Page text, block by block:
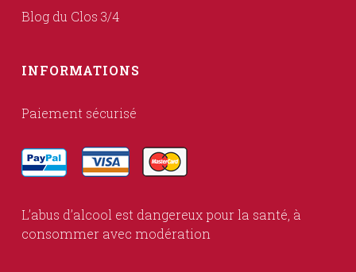
Blog du Clos 3/4
INFORMATIONS
Paiement sécurisé
L’abus d’alcool est dangereux pour la santé, à
consommer avec modération